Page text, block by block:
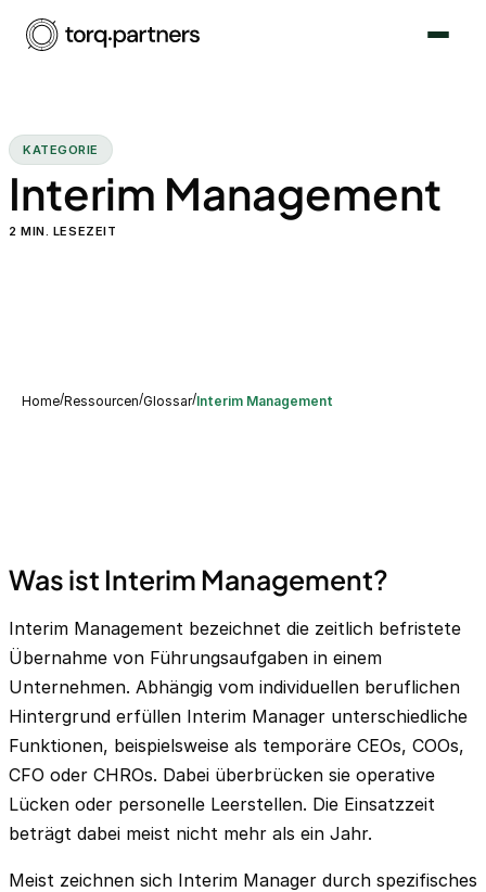
KATEGORIE
Interim Management
2 MIN. LESEZEIT
Home/Ressourcen/Glossar/Interim Management
Was ist Interim Management?
Interim Management bezeichnet die zeitlich befristete
Übernahme von Führungsaufgaben in einem
Unternehmen. Abhängig vom individuellen beruflichen
Hintergrund erfüllen Interim Manager unterschiedliche
Funktionen, beispielsweise als temporäre CEOs, COOs,
CFO oder CHROs. Dabei überbrücken sie operative
Lücken oder personelle Leerstellen. Die Einsatzzeit
beträgt dabei meist nicht mehr als ein Jahr.
Meist zeichnen sich Interim Manager durch spezifisches